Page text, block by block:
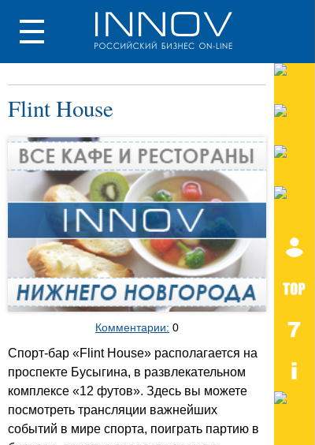
Flint House
Комментарии: 0
Спорт-бар «Flint House» располагается на
проспекте Бусыгина, в развлекательном
комплексе «12 футов». Здесь вы можете
посмотреть трансляции важнейших
событий в мире спорта, поиграть партию в